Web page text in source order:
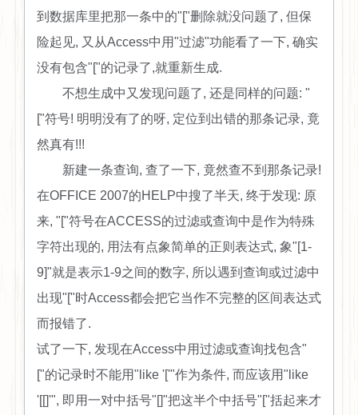
到数据库里把那一条中的"["删除就没问题了, 但保
险起见, 又从Access中用"过滤"功能看了一下, 确实
没有包含"["的记录了,就重新生成.
不想生成中又发现问题了, 还是同样的问题: "
["符号! 明明没有了的呀, 定位到出错的那条记录, 竟
然真有!!!
新建一条查询, 查了一下, 竟然查不到那条记录!
在OFFICE 2007的HELP中搜了半天, 终于发现: 原
来, "["符号在ACCESS的过滤或查询中是作为特殊
字符出现的, 用法有点象简单的正则表达式, 象"[1-
9]"就是表示1-9之间的数字, 所以遇到查询或过滤中
出现"["时Access都会把它当作不完整的区间表达式
而报错了.
试了一下, 发现在Access中用过滤或查询找包含"
["的记录时不能用"like '['"作为条件, 而应该用"like
'[[]'", 即用一对中括号"[]"把这半个中括号"["括起来才